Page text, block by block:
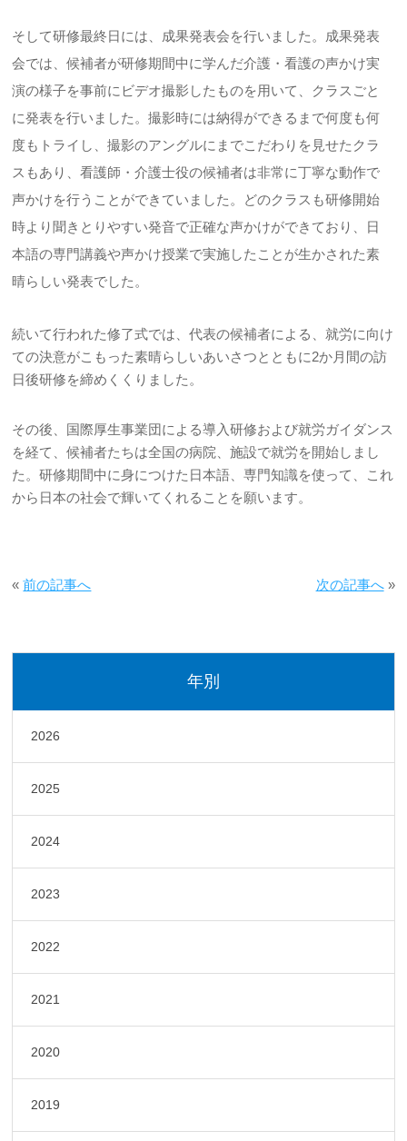
そして研修最終日には、成果発表会を行いました。成果発表
会では、候補者が研修期間中に学んだ介護・看護の声かけ実
演の様子を事前にビデオ撮影したものを用いて、クラスごと
に発表を行いました。撮影時には納得ができるまで何度も何
度もトライし、撮影のアングルにまでこだわりを見せたクラ
スもあり、看護師・介護士役の候補者は非常に丁寧な動作で
声かけを行うことができていました。どのクラスも研修開始
時より聞きとりやすい発音で正確な声かけができており、日
本語の専門講義や声かけ授業で実施したことが生かされた素
晴らしい発表でした。
続いて行われた修了式では、代表の候補者による、就労に向け
ての決意がこもった素晴らしいあいさつとともに2か月間の訪
日後研修を締めくくりました。
その後、国際厚生事業団による導入研修および就労ガイダンス
を経て、候補者たちは全国の病院、施設で就労を開始しまし
た。研修期間中に身につけた日本語、専門知識を使って、これ
から日本の社会で輝いてくれることを願います。
«前の記事へ 次の記事へ»
年別
2026
2025
2024
2023
2022
2021
2020
2019